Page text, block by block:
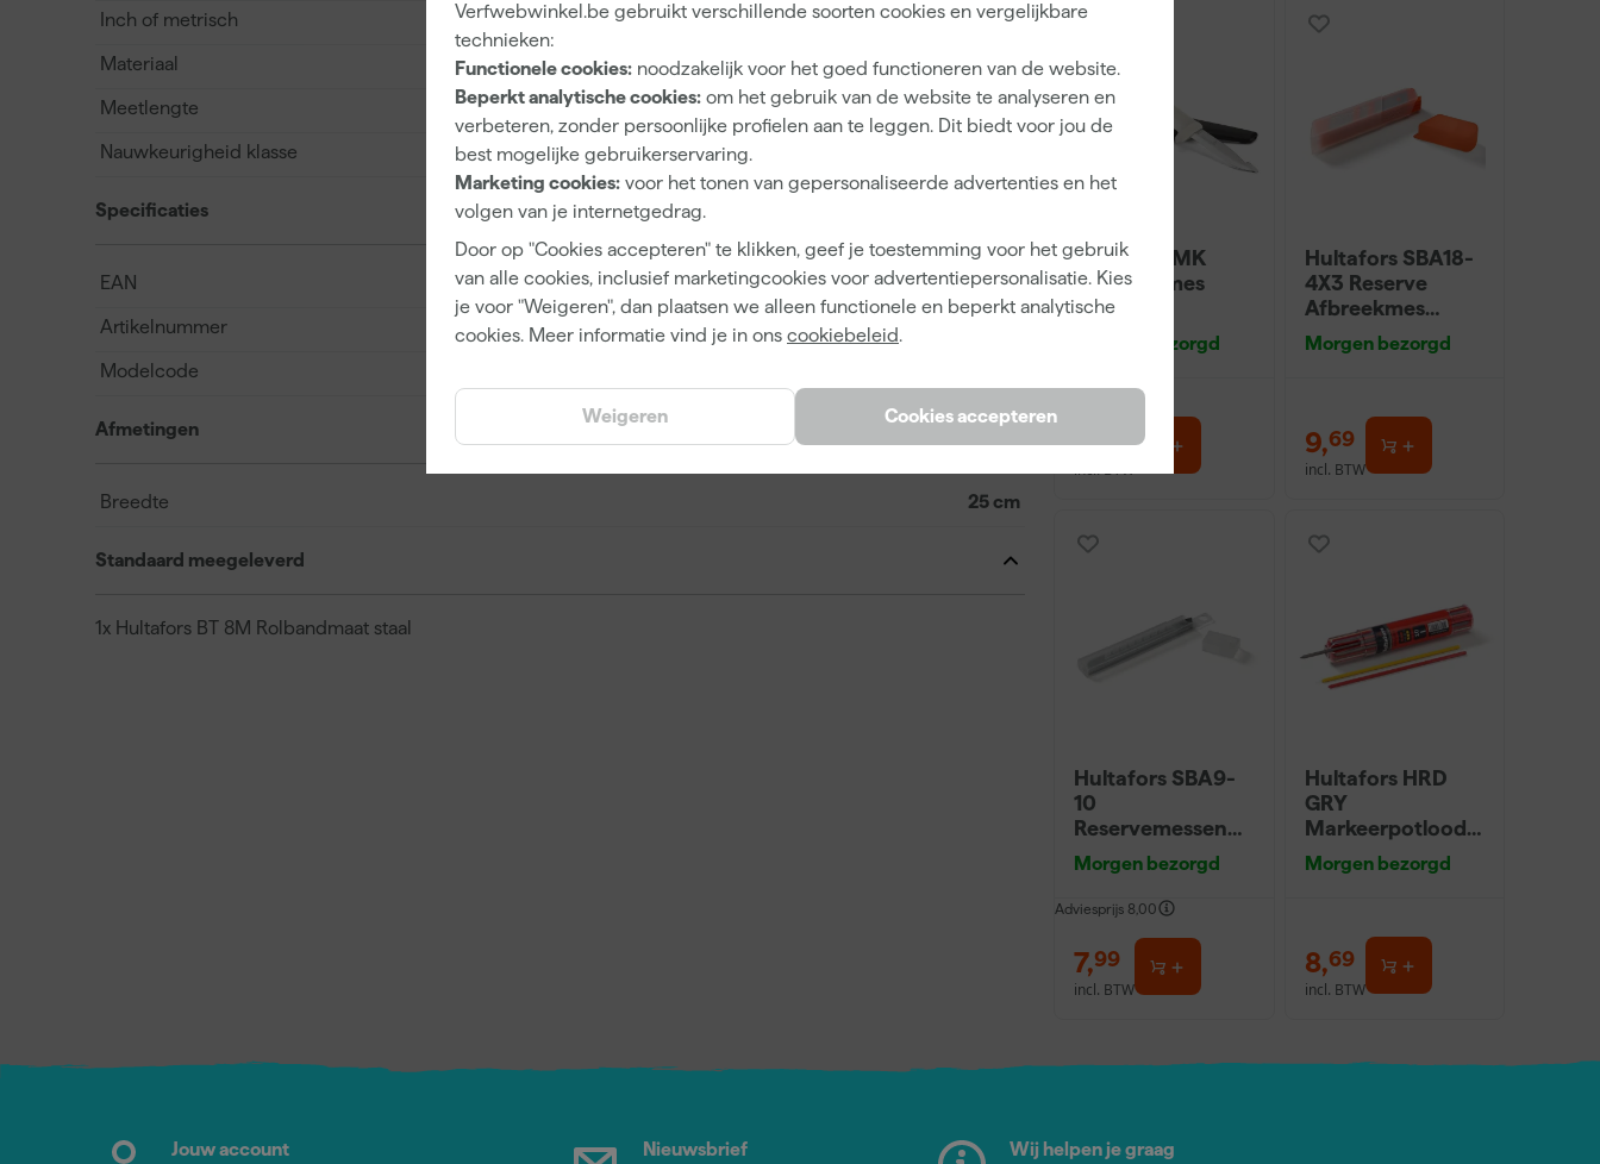
Verfwebwinkel.be gebruikt verschillende soorten cookies en vergelijkbare
technieken:
Functionele cookies: noodzakelijk voor het goed functioneren van de website.
Beperkt analytische cookies: om het gebruik van de website te analyseren en
verbeteren, zonder persoonlijke profielen aan te leggen. Dit biedt voor jou de
best mogelijke gebruikerservaring.
Marketing cookies: voor het tonen van gepersonaliseerde advertenties en het
volgen van je internetgedrag.
Door op "Cookies accepteren" te klikken, geef je toestemming voor het gebruik
van alle cookies, inclusief marketingcookies voor advertentiepersonalisatie. Kies
je voor "Weigeren", dan plaatsen we alleen functionele en beperkt analytische
cookies. Meer informatie vind je in ons cookiebeleid.
Cookies accepteren
Weigeren
Inch of metrisch Metrisch
Materiaal ABS
Meetlengte 8 m
Nauwkeurigheid klasse
Specificaties
EAN 7317843562019
Artikelnummer
Modelcode
Afmetingen
Breedte 25 cm
Standaard meegeleverd
1x Hultafors BT 8M Rolbandmaat staal
Hultafors MK
Schildersmes
inclusief
draagholster -
Morgen bezorgd
9,
incl. BTW
Hultafors SBA18-
4X3 Reserve
Afbreekmes
Allround
Morgen bezorgd
9,69
incl. BTW
Hultafors SBA9-
10
Reservemessen
voor afbreekmes
9mm - 10 stuks
Morgen bezorgd
Adviesprijs 8,00
7,99
incl. BTW
Hultafors HRD
GRY
Markeerpotlood
navulling (10st) -
Grijs, Rood en
Morgen bezorgd
8,69
incl. BTW
Jouw account
Nieuwsbrief
Wij helpen je graag